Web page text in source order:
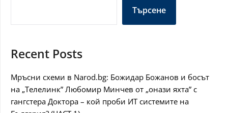
Търсене
Recent Posts
Мръсни схеми в Narod.bg: Божидар Божанов и босът
на „Телелинк” Любомир Минчев от „онази яхта” с
гангстера Доктора – кой проби ИТ системите на